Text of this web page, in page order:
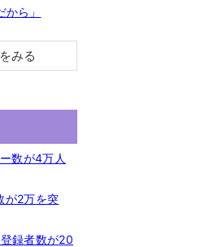
ら」
みる
数が4万人
2万を突
録者数が20